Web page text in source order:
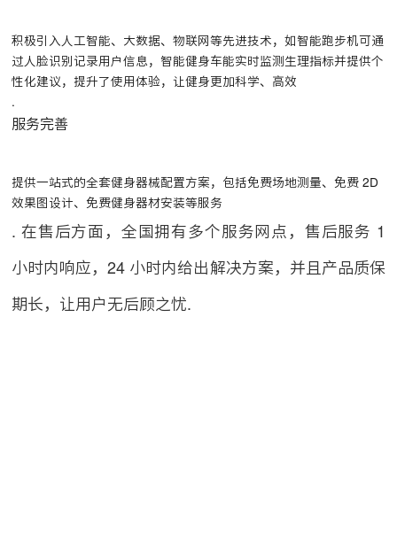
积极引入人工智能、大数据、物联网等先进技术，如智能跑步机可通
过人脸识别记录用户信息，智能健身车能实时监测生理指标并提供个
性化建议，提升了使用体验，让健身更加科学、高效
.
服务完善
提供一站式的全套健身器械配置方案，包括免费场地测量、免费 2D
效果图设计、免费健身器材安装等服务
. 在售后方面，全国拥有多个服务网点，售后服务 1
小时内响应，24 小时内给出解决方案，并且产品质保
期长，让用户无后顾之忧